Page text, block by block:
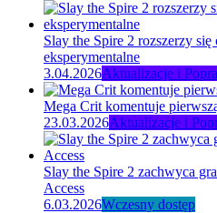
Slay the Spire 2 rozszerzy
eksperymentalne
3.04.2026Aktualizacje i
Mega Crit komentuje
23.03.2026Aktualizacje i
Slay the Spire 2 zachwyca
Access
6.03.2026Wczesny dostęp